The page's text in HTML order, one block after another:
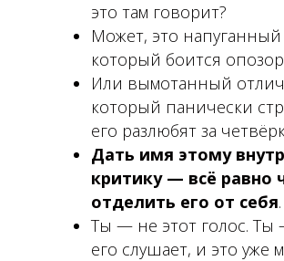
это там говорит?
Может, это напуганный
который боится
Или вымотанный
который панически
его разлюбят за
Дать имя этому
критику — всё равно
отделить его от себя.
Ты — не этот голос. Ты
его слушает, и это уже